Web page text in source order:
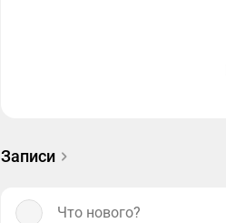
Записи
Что нового?